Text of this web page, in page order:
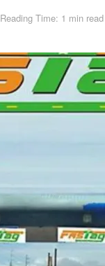
Reading Time: 1 min read